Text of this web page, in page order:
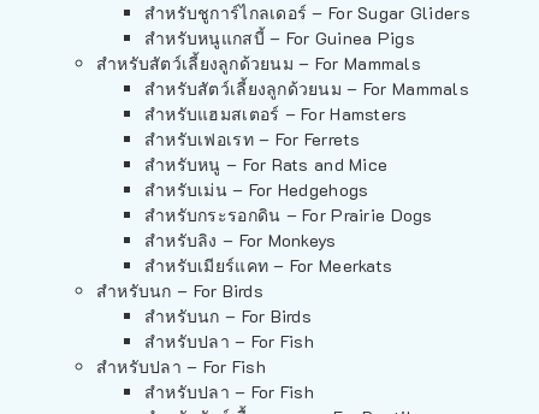
สำหรับชูการ์ไกลเดอร์ – For Sugar Gliders
สำหรับหนูแกสบี้ – For Guinea Pigs
สำหรับสัตว์เลี้ยงลูกด้วยนม – For Mammals
สำหรับสัตว์เลี้ยงลูกด้วยนม – For Mammals
สำหรับแฮมสเตอร์ – For Hamsters
สำหรับเฟอเรท – For Ferrets
สำหรับหนู – For Rats and Mice
สำหรับเม่น – For Hedgehogs
สำหรับกระรอกดิน – For Prairie Dogs
สำหรับลิง – For Monkeys
สำหรับเมียร์แคท – For Meerkats
สำหรับนก – For Birds
สำหรับนก – For Birds
สำหรับปลา – For Fish
สำหรับปลา – For Fish
สำหรับปลา – For Fish